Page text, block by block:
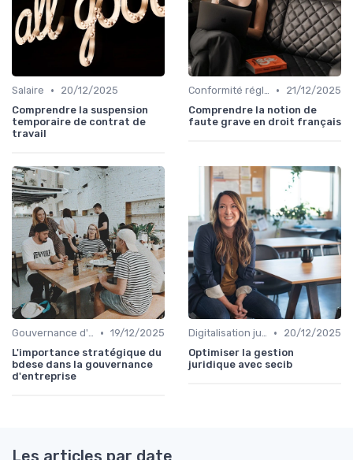
Salaire •
20/12/2025
Comprendre la suspension
temporaire de contrat de
travail
Conformité réglementaire •
21/12/2025
Comprendre la notion de
faute grave en droit français
Gouvernance d'entreprise • 19/12/2025
L'importance stratégique du
bdese dans la gouvernance
d'entreprise
Digitalisation juridique •
20/12/2025
Optimiser la gestion
juridique avec secib